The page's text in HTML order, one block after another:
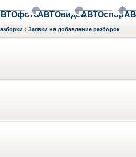
АВТОвидеоАВТОспорт
‹ Заявки на добавление разборок